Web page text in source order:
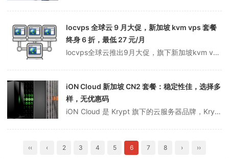
locvps 全球云 9 月大促，新加坡 kvm vps 套餐
终身 6 折，最低 27 元/月
locvps全球云推出9月大促，旗下新加坡kvm vps（套餐仅限Light和Silver）、BGP+CN2线路终身6折优惠，折后最低配置27元/月。当然，商家常规的8折促销活动还在火热进行中。点击进入： locvps官网地址locvps 优惠券代码：1）全场8折代码： 2022 （终身代码，无时间限制）2）...
iON Cloud 新加坡 CN2 套餐：稳定性佳，选择多
样，无优惠码
iON Cloud 是 Krypt 旗下的云服务器品牌，Krypt 是一家成立于 1998 年的老牌服务器企业，主要销售独立服务器产品。iON Cloud 是 Krypt 于 2019 年推出的全新云服务器子品牌，目前可选择的数据中心有达拉斯、檀香山、洛杉矶、纽约、圣何塞、新加坡和华盛顿特区，美国境内的实体服...
‹‹ ‹ 2 3 4 5 6 7 8 › ››